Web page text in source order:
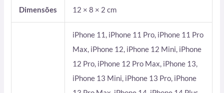
Dimensões 12 × 8 × 2 cm
iPhone 11, iPhone 11 Pro, iPhone 11 Pro
Max, iPhone 12, iPhone 12 Mini, iPhone
12 Pro, iPhone 12 Pro Max, iPhone 13,
iPhone 13 Mini, iPhone 13 Pro, iPhone